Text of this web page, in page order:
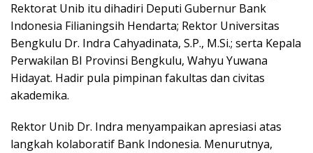
Rektorat Unib itu dihadiri Deputi Gubernur Bank
Indonesia Filianingsih Hendarta; Rektor Universitas
Bengkulu Dr. Indra Cahyadinata, S.P., M.Si.; serta Kepala
Perwakilan BI Provinsi Bengkulu, Wahyu Yuwana
Hidayat. Hadir pula pimpinan fakultas dan civitas
akademika.
Rektor Unib Dr. Indra menyampaikan apresiasi atas
langkah kolaboratif Bank Indonesia. Menurutnya,